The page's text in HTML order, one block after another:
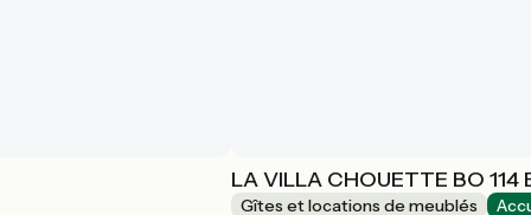
LA VILLA CHOUETTE BO 114
Gîtes et locations de meublés